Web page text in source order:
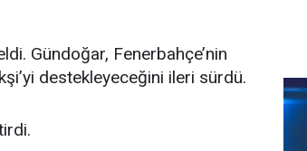
Gündoğar, Fenerbahçe’nin
destekleyeceğini ileri sürdü.